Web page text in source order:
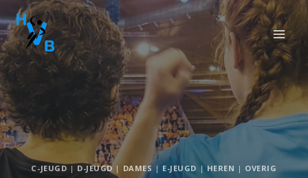
C-JEUGD | D-JEUGD | DAMES | E-JEUGD | HEREN | OVERIG